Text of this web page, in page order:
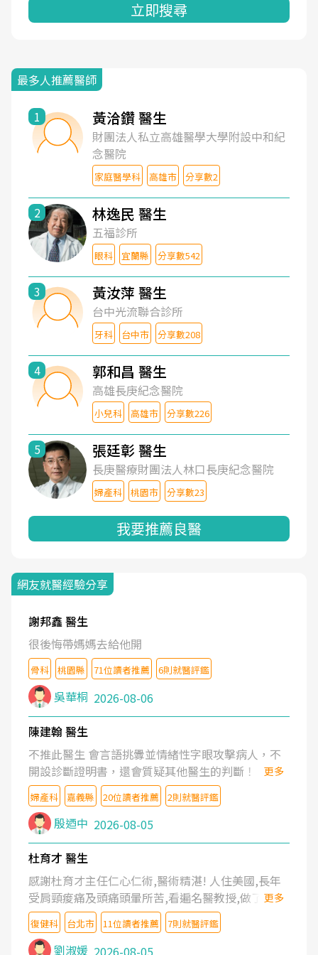
立即搜尋
最多人推薦醫師
1 黃洽鑽 醫生
財團法人私立高雄醫學大學附設中和紀
念醫院
家庭醫學科 高雄市 分享數2
2 林逸民 醫生
五福診所
眼科 宜蘭縣 分享數542
3 黃汝萍 醫生
台中光流聯合診所
牙科 台中市 分享數208
4 郭和昌 醫生
高雄長庚紀念醫院
小兒科 高雄市 分享數226
5 張廷彰 醫生
長庚醫療財團法人林口長庚紀念醫院
婦產科 桃園市 分享數23
我要推薦良醫
網友就醫經驗分享
謝邦鑫 醫生
很後悔帶媽媽去給他開
骨科 桃園縣 71位讀者推薦 6則就醫評鑑
吳華桐 2026-08-06
陳建翰 醫生
不推此醫生 會言語挑釁並情緒性字眼攻擊病人，不
開設診斷證明書，還會質疑其他醫生的判斷！
更多
婦產科 嘉義縣 20位讀者推薦 2則就醫評鑑
殷迺中 2026-08-05
杜育才 醫生
感謝杜育才主任仁心仁術,醫術精湛! 人住美國,長年
受肩頸痠痛及頭痛頭暈所苦,看遍名醫教授,做了各種
檢查,也嘗試過西醫打針,中醫針灸及物理徒手治療都
沒有用,後來連吃到嗎啡類止痛藥都效果有限,只是壓
症狀,沒多久就痛起來,多年失眠嚴重影響生活品質.
更多
復健科 台北市 11位讀者推薦 7則就醫評鑑
劉淑媛 2026-08-05